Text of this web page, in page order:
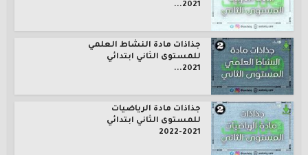
2021...
جذاذات مادة النشاط العلمي
للمستوى الثاني ابتدائي
2021...
جذاذات مادة الرياضيات
للمستوى الثاني ابتدائي
2021-2022